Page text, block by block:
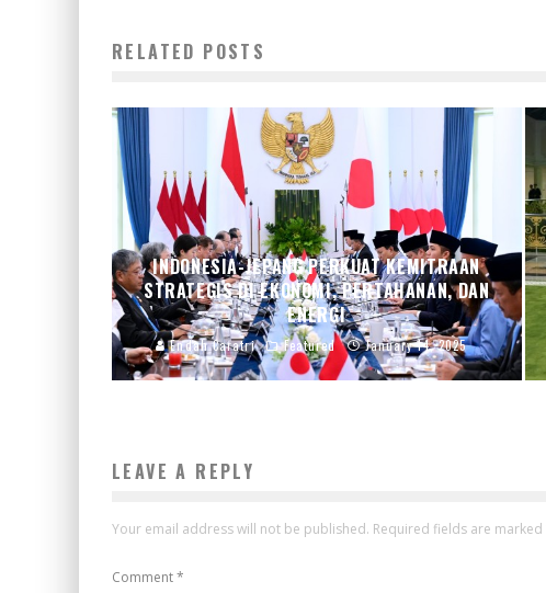
RELATED POSTS
INDONESIA-JEPANG PERKUAT KEMITRAAN
STRATEGIS DI EKONOMI, PERTAHANAN, DAN
ENERGI
Endah Caratri Featured January 14, 2025
LEAVE A REPLY
Your email address will not be published. Required fields are marked
Comment*